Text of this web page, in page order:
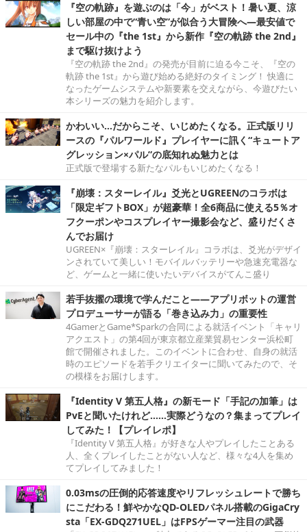
『空の軌跡』を遊ぶのは「今」がベスト！暑い夏、涼
しい部屋の中で“青い空”が似合う大冒険へ―最安値で
セール中の『the 1st』から新作『空の軌跡 the 2nd』
まで駆け抜けよう
『空の軌跡 the 2nd』の発売が目前に迫る今こそ、『空の
軌跡 the 1st』から遊び始める絶好のタイミング！ 快適に
なったゲームシステムや新要素を交えながら、今遊びたい
本シリーズの魅力を紹介します。
かわいい…だからこそ、いじめたくなる。正式版リリ
ースの『パルワールド』プレイヤーに訊く“キュートア
グレッション×パル”の底知れぬ魅力とは
正式版で登場する新たなパルもいじめたくなる！
『崩壊：スターレイル』爻光とUGREENのコラボは
「限定ギフトBOX」が超豪華！全6商品に使える5％オ
フクーポンやコスプレイヤー撮影会など、盛りだくさ
んでお届け
UGREEN×『崩壊：スターレイル』コラボは、爻光がデザイ
ンされていて美しい！モバイルバッテリーや急速充電器な
ど、ゲームと一緒に使いたいデバイスがてんこ盛り
若手抜擢の環境で学んだこと――アプリボットの運営
プロデューサーが語る「巻き込み力」の重要性
4GamerとGame*Sparkの合同による就活イベント「キャリ
アクエスト」の第4回が東京都立産業貿易センター浜松町
館で開催されました。このイベントに合わせ、自身の就活
時のエピソードを若手クリエイターに聞いてみたので、そ
の模様をお届けします。
『Identity V 第五人格』の新モード「手記の加筆」は
PvEと聞いたけれど……実際どうなの？集まってプレイ
してみた！【プレイレポ】
『Identity V 第五人格』が好きな人やプレイしたことある
人、全くプレイしたことがない人など、様々な4人を集め
てプレイしてみました！
0.03msの圧倒的応答速度やリフレッシュレートで勝ち
にこだわる！鮮やかなQD-OLEDパネル搭載のGigaCry
sta「EX-GDQ271UEL」はFPSゲーマー注目の武器